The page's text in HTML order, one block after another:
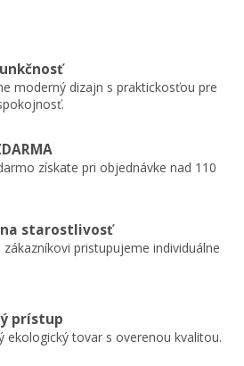
moderný dizajn s praktickosťou pre
získate pri objednávke nad 110
starostlivosť
zákazníkovi pristupujeme individuálne
prístup
ekologický tovar s overenou kvalitou.